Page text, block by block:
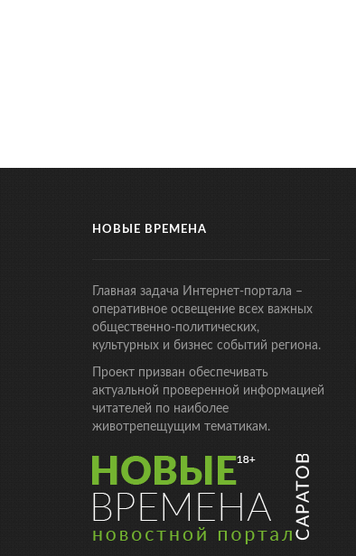
НОВЫЕ ВРЕМЕНА
Главная задача Интернет-портала –
оперативное освещение всех важных
общественно-политических,
культурных и бизнес событий региона.
Проект призван обеспечивать
актуальной проверенной информацией
читателей по наиболее
животрепещущим тематикам.